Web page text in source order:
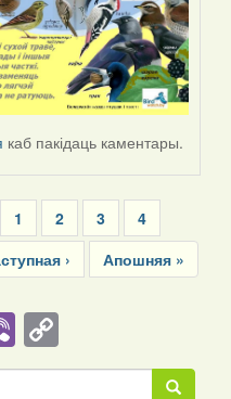
каб пакідаць каментары.
Page
1 Page
2 Page
3 Page
4
›
Last
page
Апошняя »
ViberCopy
Link Пошук
Пошук